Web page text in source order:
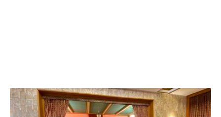
11.06.2026